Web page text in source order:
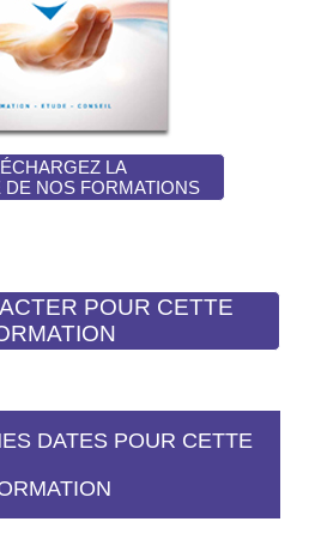
LA
DE NOS FORMATIONS
DATES POUR CETTE